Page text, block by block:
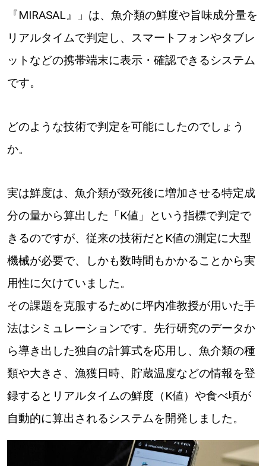
パートナーメディア
閉じる
『MIRASAL』」は、魚介類の鮮度や旨味成分量を
リアルタイムで判定し、スマートフォンやタブレ
ットなどの携帯端末に表示・確認できるシステム
です。
どのような技術で判定を可能にしたのでしょう
か。
実は鮮度は、魚介類が致死後に増加させる特定成
分の量から算出した「K値」という指標で判定で
きるのですが、従来の技術だとK値の測定に大型
機械が必要で、しかも数時間もかかることから実
用性に欠けていました。
その課題を克服するために坪内准教授が用いた手
法はシミュレーションです。先行研究のデータか
ら導き出した独自の計算式を応用し、魚介類の種
類や大きさ、漁獲日時、貯蔵温度などの情報を登
録するとリアルタイムの鮮度（K値）や食べ頃が
自動的に算出されるシステムを開発しました。